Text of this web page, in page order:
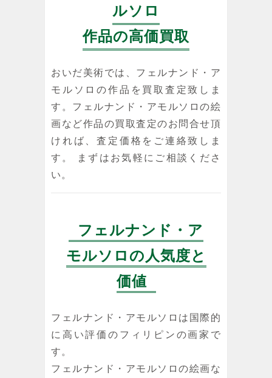
ルソロ
作品の高価買取
おいだ美術では、フェルナンド・ア
モルソロの作品を買取査定致しま
す。フェルナンド・アモルソロの絵
画など作品の買取査定のお問合せ頂
ければ、査定価格をご連絡致しま
す。 まずはお気軽にご相談くださ
い。
フェルナンド・ア
モルソロの人気度と
価値
フェルナンド・アモルソロは国際的
に高い評価のフィリピンの画家で
す。
フェルナンド・アモルソロの絵画な